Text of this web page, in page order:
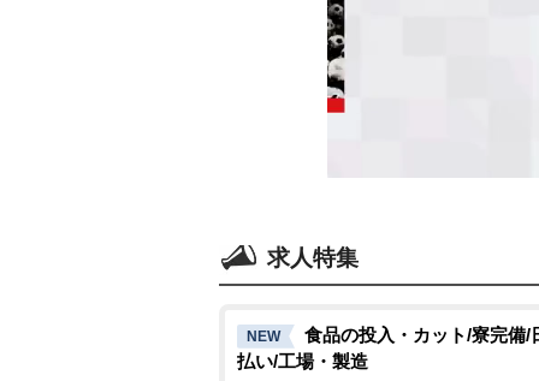
求人特集
NEW
食品の投入・カット/寮完備/
払い/工場・製造